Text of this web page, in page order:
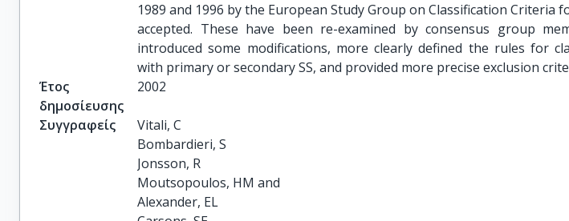
1989 and 1996 by the European Study Group on Classification Criteria
accepted. These have been re-examined by consensus group
introduced some modifications, more clearly defined the rules for
with primary or secondary SS, and provided more precise exclusion
Έτος
δημοσίευσης
2002
Συγγραφείς
Vitali, C
Bombardieri, S
Jonsson, R
Moutsopoulos, HM and
Alexander, EL